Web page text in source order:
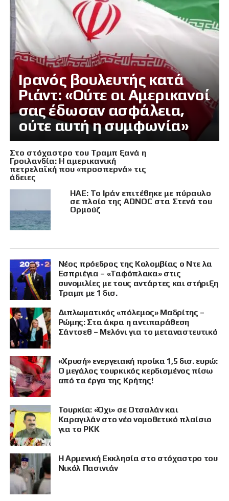
Ιρανός βουλευτής κατά
Ριάντ: «Ούτε οι Αμερικανοί
σας έδωσαν ασφάλεια,
ούτε αυτή η συμφωνία»
Στο στόχαστρο του Τραμπ ξανά η
Γροιλανδία: Η αμερικανική
πετρελαϊκή που «προσπερνά» τις
άδειες
ΗΑΕ: Το Ιράν επιτέθηκε με πύραυλο
σε πλοίο της ADNOC στα Στενά του
Ορμούζ
Νέος πρόεδρος της Κολομβίας ο Ντε λα
Εσπριέγια – «Ταφόπλακα» στις
συνομιλίες με τους αντάρτες και στήριξη
Τραμπ με 1 δισ.
Διπλωματικός «πόλεμος» Μαδρίτης –
Ρώμης: Στα άκρα η αντιπαράθεση
Σάντσεθ – Μελόνι για το μεταναστευτικό
«Χρυσή» ενεργειακή προίκα 1,5 δισ. ευρώ:
Ο μεγάλος τουρκικός κερδισμένος πίσω
από τα έργα της Κρήτης!
Τουρκία: «Όχι» σε Οτσαλάν και
Καραγιλάν στο νέο νομοθετικό πλαίσιο
για το PKK
Η Αρμενική Εκκλησία στο στόχαστρο του
Νικόλ Πασινιάν